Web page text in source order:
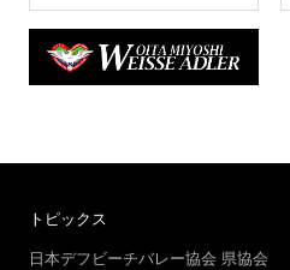
トピックス
日本デフビーチバレー協会 県協会